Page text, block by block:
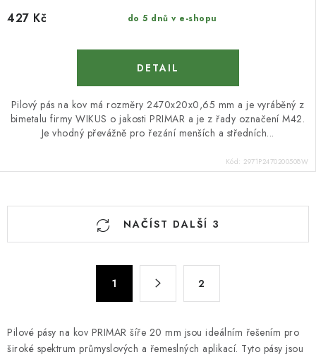
do 5 dnů v e-shopu
427 Kč
Pilový pás na kov má rozměry 2470x20x0,65 mm a je vyráběný z
bimetalu firmy WIKUS o jakosti PRIMAR a je z řady označení M42.
Je vhodný převážně pro řezání menších a středních...
Kód: 2971P2470200508W
O
c
í
NAČÍST DALŠÍ 3
á
n
1 2
Pilové pásy na kov PRIMAR šíře 20 mm jsou ideálním řešením pro
široké spektrum průmyslových a řemeslných aplikací. Tyto pásy jsou